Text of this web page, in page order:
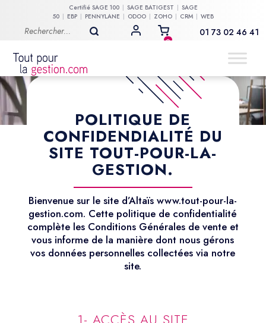
Certifié SAGE 100 SAGE BATIGEST
SAGE
50
EBP PENNYLANE ODOO ZOHO CRM WEB
MON COMPTE
0
01 73 02 46 41
POLITIQUE DE
CONFIDENDIALITÉ DU
SITE TOUT-POUR-LA-
GESTION.
Bienvenue sur le site d’Altaïs www.tout-pour-la-
gestion.com. Cette politique de confidentialité
complète les Conditions Générales de vente et
vous informe de la manière dont nous gérons
vos données personnelles collectées via notre
site.